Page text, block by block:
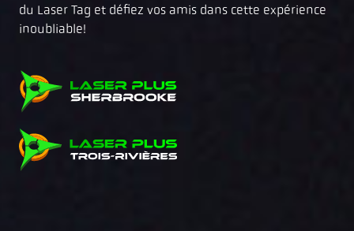
du Laser Tag et défiez vos amis dans cette expérience
inoubliable!